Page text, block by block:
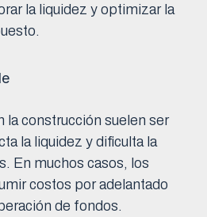
la liquidez y optimizar la
la construcción suelen ser
la liquidez y dificulta la
En muchos casos, los
costos por adelantado
de fondos.